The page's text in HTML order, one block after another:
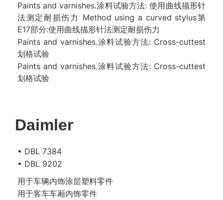
Paints and varnishes.涂料试验方法: 使用曲线描形针
法测定耐损伤力 Method using a curved stylus第
E17部分:使用曲线描形针法测定耐损伤力
Paints and varnishes.涂料试验方法: Cross-cuttest
划格试验
Paints and varnishes.涂料试验方法: Cross-cuttest
划格试验
Daimler
• DBL 7384
• DBL 9202
用于车辆内饰涂层塑料零件
用于客车车厢内饰零件